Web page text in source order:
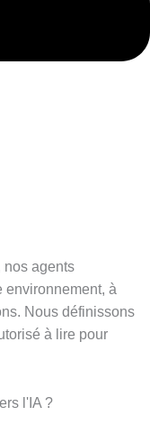
nos agents
environnement, à
Nous définissons
à lire pour
l'IA ?